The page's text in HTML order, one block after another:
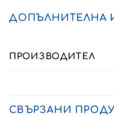
ДОПЪЛНИТЕЛНА
ПРОИЗВОДИТЕЛ
СВЪРЗАНИ